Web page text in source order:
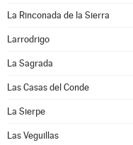
La Rinconada de la Sierra
Larrodrigo
La Sagrada
Las Casas del Conde
La Sierpe
Las Veguillas